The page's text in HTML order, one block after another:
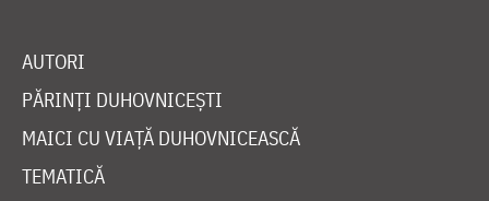
AUTORI
PĂRINȚI DUHOVNICEȘTI
MAICI CU VIAȚĂ DUHOVNICEASCĂ
TEMATICĂ